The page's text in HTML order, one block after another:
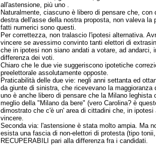
all'astensione, più uno .
Naturalmente, ciascuno è libero di pensare che, con
destra dell'asse della nostra proposta, non valeva la
fatti numerici sono questi.
Per correttezza, non tralascio l'ipotesi alternativa.
vincere se avessimo convinto tanti elettori di
che in ipotesi non siano andati a votare, ad andarci,
differenza dei voti.
Chiaro che le due vie suggeriscono ipotetiche
preelettorale assolutamente opposte.
Praticabilità delle due vie: negli anni settanta ed
da giunte di sinistra, che ricevevano la
uno è anche libero di pensare che la Milano leghista
meglio della "Milano da bere" (vero Carolina? è
dimostrato che c'è un' area di cittadini che, in ipotesi
vincere.
Seconda via: l'astensione è stata molto ampia. Ma
esista una fascia di non-elettori di protesta (tipo
RECUPERABILI pari alla differenza fra i candidati.